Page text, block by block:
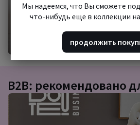
Начать шопинг
B2B: рекомендовано
Подборка
товаров
Мы надеемся, что Вы сможете
что-нибудь еще в коллекции
продолжить